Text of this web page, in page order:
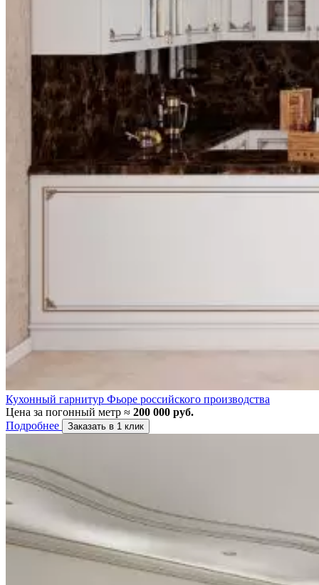
Кухонный гарнитур Фьоре российского производства
Цена за погонный метр ≈ 200 000 руб.
Подробнее
Заказать в 1 клик